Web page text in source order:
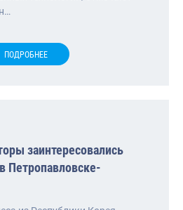
ПОДРОБНЕЕ
заинтересовались
Петропавловске-